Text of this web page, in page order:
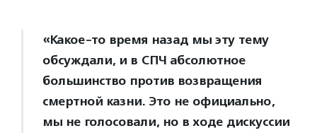
«Какое-то время назад мы эту тему
обсуждали, и в СПЧ абсолютное
большинство против возвращения
смертной казни. Это не официально,
мы не голосовали, но в ходе дискуссии